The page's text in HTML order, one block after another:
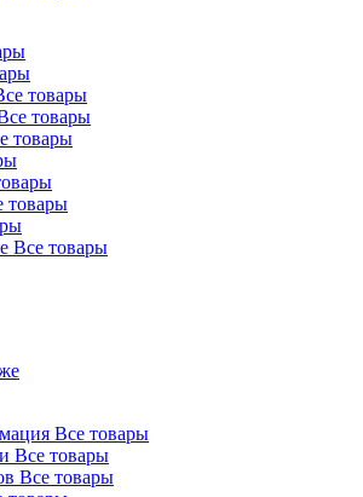
товары
товары
товары
товары
Все товары
Все товары
Все товары
Все товары